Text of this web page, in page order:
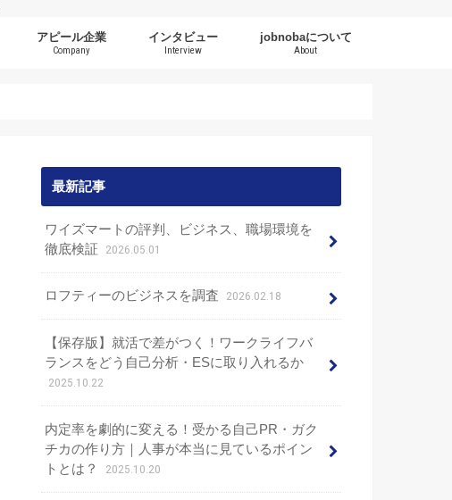
アピール企業
Company
インタビュー
Interview
jobnobaについて
About
最新記事
ワイズマートの評判、ビジネス、職場環境を
徹底検証
2026.05.01
ロフティーのビジネスを調査 2026.02.18
【保存版】就活で差がつく！ワークライフバ
ランスをどう自己分析・ESに取り入れるか
2025.10.22
内定率を劇的に変える！受かる自己PR・ガク
チカの作り方｜人事が本当に見ているポイン
トとは？
2025.10.20